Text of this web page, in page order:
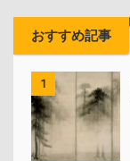
おすすめ記事
1